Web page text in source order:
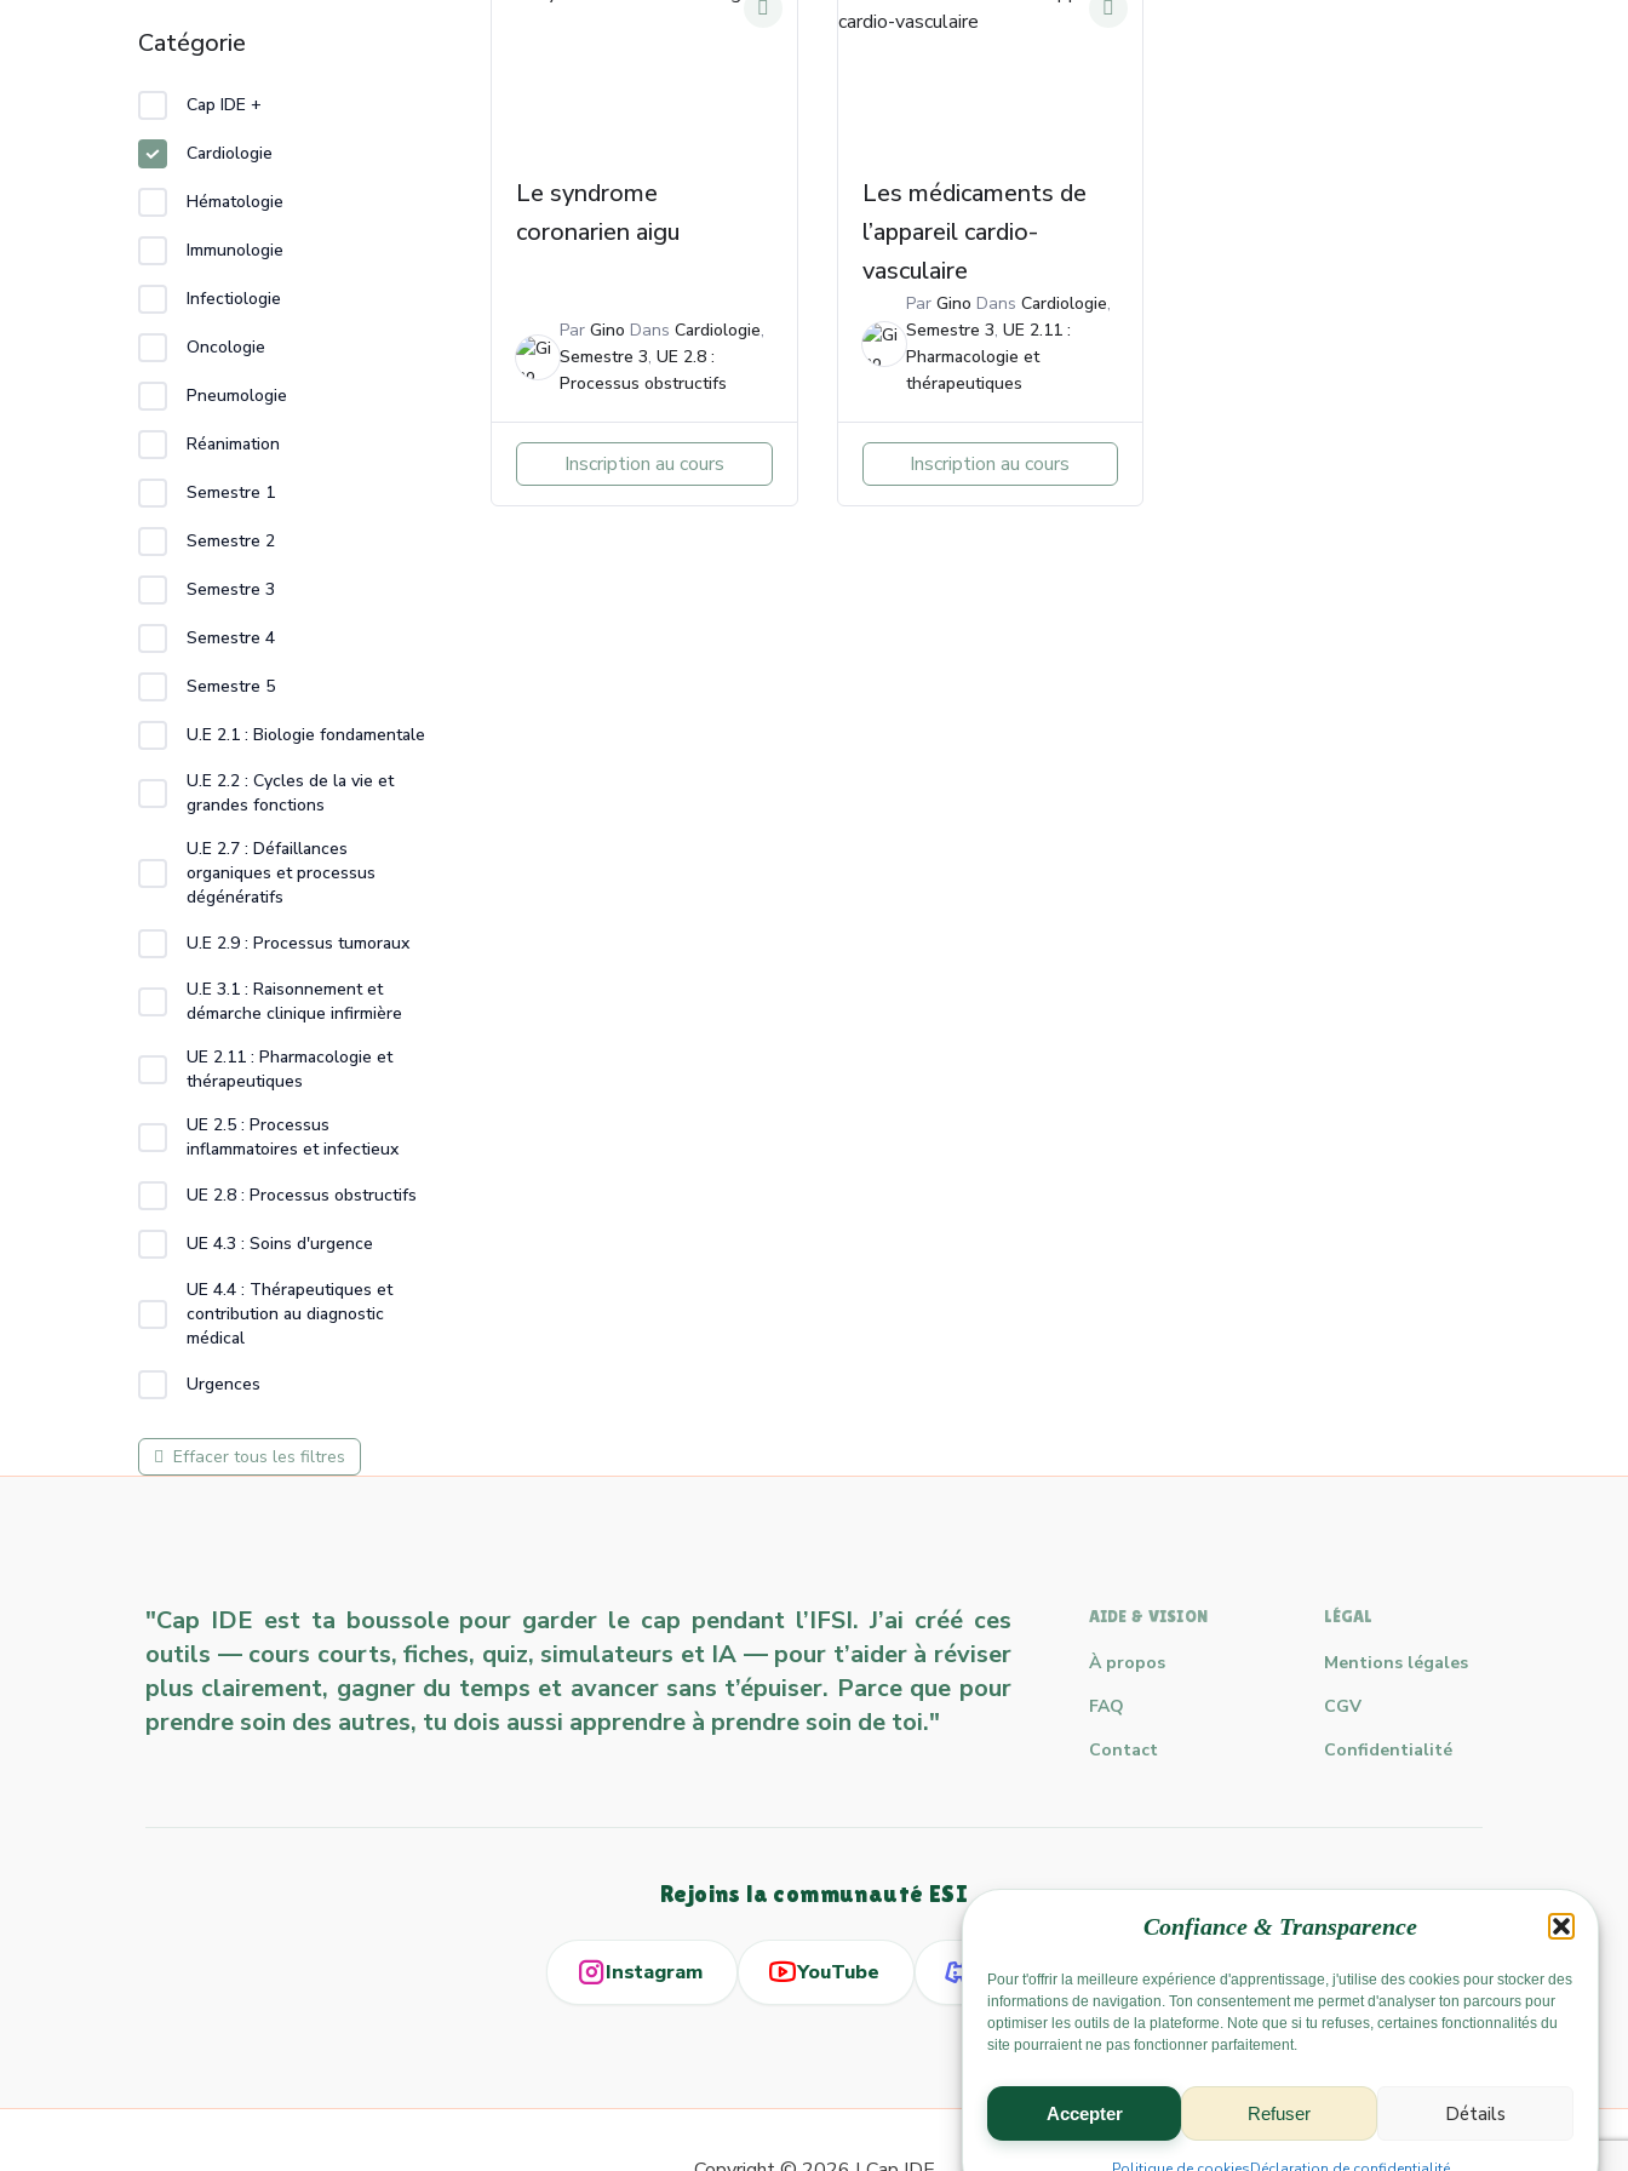
Confiance & Transparence
Pour t'offrir la meilleure expérience d'apprentissage, j'utilise des cookies pour stocker des
informations de navigation. Ton consentement me permet d'analyser ton parcours pour
optimiser les outils de la plateforme. Note que si tu refuses, certaines fonctionnalités du
site pourraient ne pas fonctionner parfaitement.
Accepter Refuser Détails
Catégorie
Cap IDE +
Cardiologie
Hématologie
Immunologie
Infectiologie
Oncologie
Pneumologie
Réanimation
Semestre 1
Semestre 2
Semestre 3
Semestre 4
Semestre 5
U.E 2.1 : Biologie fondamentale
U.E 2.2 : Cycles de la vie et
grandes fonctions
U.E 2.7 : Défaillances
organiques et processus
dégénératifs
U.E 2.9 : Processus tumoraux
U.E 3.1 : Raisonnement et
démarche clinique infirmière
UE 2.11 : Pharmacologie et
thérapeutiques
UE 2.5 : Processus
inflammatoires et infectieux
UE 2.8 : Processus obstructifs
UE 4.3 : Soins d'urgence
UE 4.4 : Thérapeutiques et
contribution au diagnostic
médical
Urgences
Effacer tous les filtres
Le syndrome
coronarien aigu
Par Gino Dans Cardiologie,
Semestre 3, UE 2.8 :
Processus obstructifs
Inscription au cours
Les médicaments de
l’appareil cardio-
vasculaire
Par Gino Dans Cardiologie,
Semestre 3, UE 2.11 :
Pharmacologie et
thérapeutiques
Inscription au cours
"Cap IDE est ta boussole pour garder le cap pendant l’IFSI. J’ai créé ces
outils — cours courts, fiches, quiz, simulateurs et IA — pour t’aider à réviser
plus clairement, gagner du temps et avancer sans t’épuiser. Parce que pour
prendre soin des autres, tu dois aussi apprendre à prendre soin de toi."
AIDE & VISION
À propos
FAQ
Contact
LÉGAL
Mentions légales
CGV
Confidentialité
Rejoins la communauté ESI
Instagram YouTube Discord